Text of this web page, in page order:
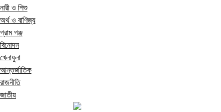
নারী ও শিশু
অর্থ ও বাণিজ্য
গ্রাম গঞ্জ
বিনোদন
খেলাধুলা
আন্তর্জাতিক
রাজনীতি
জাতীয়